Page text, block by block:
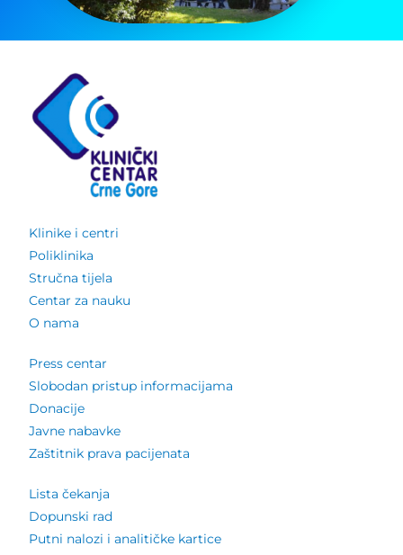
Klinike i centri
Poliklinika
Stručna tijela
Centar za nauku
O nama
Press centar
Slobodan pristup informacijama
Donacije
Javne nabavke
Zaštitnik prava pacijenata
Lista čekanja
Dopunski rad
Putni nalozi i analitičke kartice